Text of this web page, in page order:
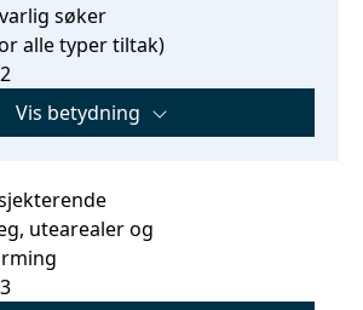
søker
alle typer tiltak)
2
Vis betydning
utearealer og
3